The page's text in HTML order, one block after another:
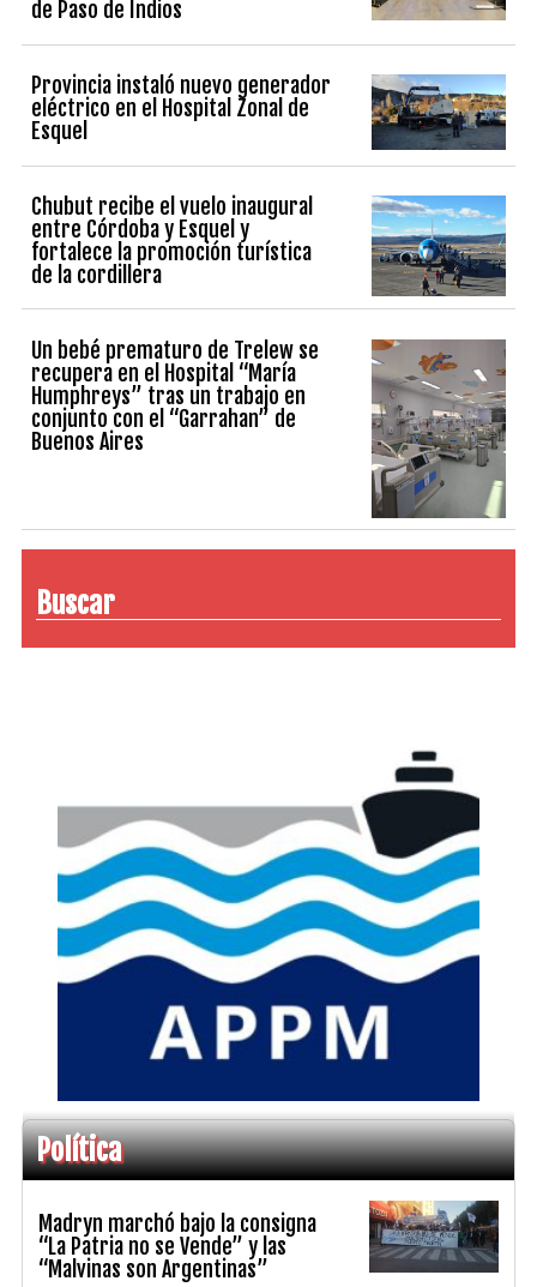
de Paso de Indios
Provincia instaló nuevo generador
eléctrico en el Hospital Zonal de
Esquel
Chubut recibe el vuelo inaugural
entre Córdoba y Esquel y
fortalece la promoción turística
de la cordillera
Un bebé prematuro de Trelew se
recupera en el Hospital “María
Humphreys” tras un trabajo en
conjunto con el “Garrahan” de
Buenos Aires
Buscar
Política
Madryn marchó bajo la consigna
“La Patria no se Vende” y las
“Malvinas son Argentinas”